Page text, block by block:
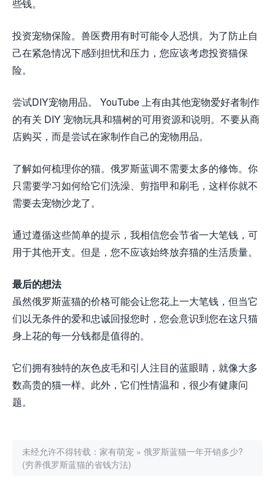
些钱。
投资宠物保险。兽医费用有时可能令人恐惧。为了防止自
己在紧急情况下感到担忧和压力，您应该考虑投资猫保
险。
尝试DIY宠物用品。 YouTube 上有由其他宠物爱好者制作
的有关 DIY 宠物玩具和猫树的可用资源和说明。不要从商
店购买，而是尝试在家制作自己的宠物用品。
了解如何梳理你的猫。俄罗斯蓝调不需要太多的修饰。你
只需要学习如何给它们洗澡、剪指甲和刷毛，这样你就不
需要去宠物沙龙了。
通过遵循这些简单的提示，我相信您会节省一大笔钱，可
用于其他开支。但是，您不应该始终放弃猫的生活质量。
最后的想法
虽然俄罗斯蓝猫的价格可能会让您花上一大笔钱，但当它
们以无条件的爱和忠诚回报您时，您会意识到您在这只猫
身上花的每一分钱都是值得的。
它们拥有独特的灰色皮毛和引人注目的蓝眼睛，就像大多
数高贵的猫一样。此外，它们性情温和，很少有健康问
题。
未经允许不得转载： 家有萌宠 » 俄罗斯蓝猫一年开销多少?
(穷养俄罗斯蓝猫的省钱方法)